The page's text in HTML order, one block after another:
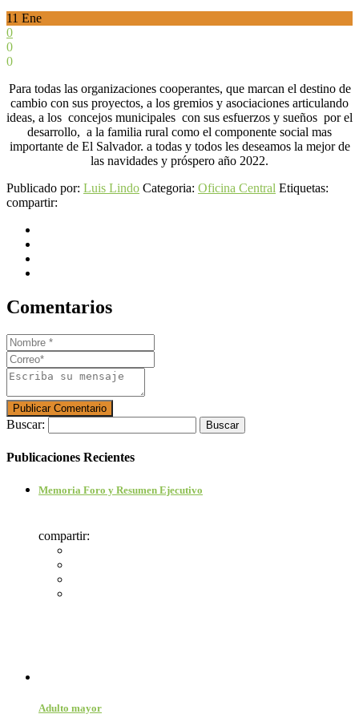
11 Ene
0
0
0
Para todas las organizaciones cooperantes, que marcan el destino de
cambio con sus proyectos, a los gremios y asociaciones articulando
ideas, a los concejos municipales con sus esfuerzos y sueños por el
desarrollo, a la familia rural como el componente social mas
importante de El Salvador. a todas y todos les deseamos la mejor de
las navidades y próspero año 2022.
Publicado por: Luis Lindo Categoria: Oficina Central Etiquetas:
compartir:
Comentarios
Buscar:
Publicaciones Recientes
Memoria Foro y Resumen Ejecutivo
compartir:
Adulto mayor